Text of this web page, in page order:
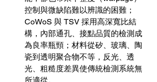
控制與微缺陷難以辨識的困難；
CoWoS 與 TSV 採用高深寬比結
構，內部通孔、接點品質的檢測成
為良率瓶頸；材料從矽、玻璃、陶
瓷到透明聚合物不等，反光、透
光、粗糙度差異使傳統檢測系統無